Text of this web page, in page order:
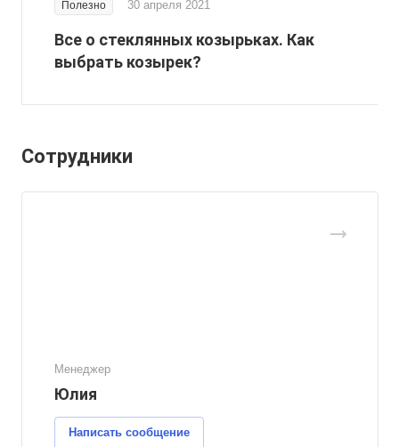
Полезно 30 апреля 2021
Все о стеклянных козырьках. Как
выбрать козырек?
Сотрудники
Менеджер
Юлия
Написать сообщение